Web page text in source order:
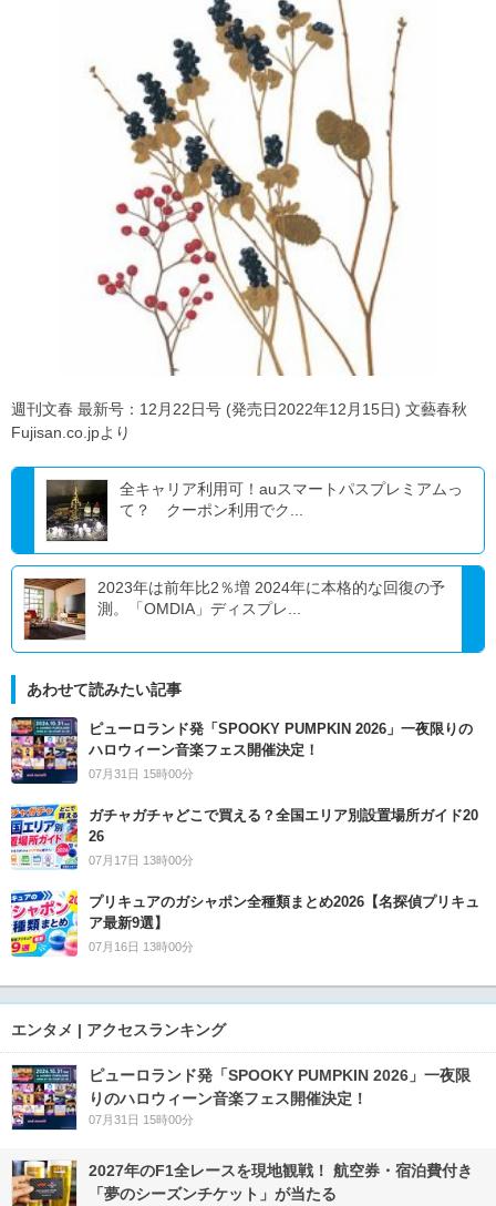
週刊文春 最新号：12月22日号 (発売日2022年12月15日) 文藝春秋
Fujisan.co.jpより
全キャリア利用可！auスマートパスプレミアムっ
て？ クーポン利用でク...
2023年は前年比2％増 2024年に本格的な回復の予
測。「OMDIA」ディスプレ...
あわせて読みたい記事
ピューロランド発「SPOOKY PUMPKIN 2026」一夜限りの
ハロウィーン音楽フェス開催決定！
07月31日 15時00分
ガチャガチャどこで買える？全国エリア別設置場所ガイド20
26
07月17日 13時00分
プリキュアのガシャポン全種類まとめ2026【名探偵プリキュ
ア最新9選】
07月16日 13時00分
エンタメ | アクセスランキング
ピューロランド発「SPOOKY PUMPKIN 2026」一夜限
りのハロウィーン音楽フェス開催決定！
07月31日 15時00分
2027年のF1全レースを現地観戦！ 航空券・宿泊費付き
「夢のシーズンチケット」が当たる